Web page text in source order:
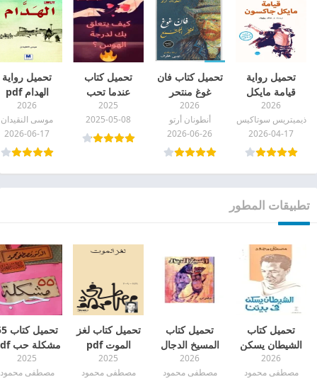
تحميل رواية
قيامة مايكل
جاكسون pdf
2026
ذيميتريس سوتاكيس
2026-04-17
تحميل كتاب فان
غوغ منتحر
المجتمع pdf
2026
أنطونان أرتو
2026-06-26
تحميل كتاب
عندما تحب
النساء اكثر مما
ينبغي “كيف
يتعلق بك لدرجة
2025
2025-05-08
تحميل رواية
الهدام pdf
2026
موسى النقيدان
2026-06-17
تطبيقات المطور
تحميل كتاب
الشيطان يسكن
في بيتنا pdf
2026
مصطفى محمود
تحميل كتاب
المسيخ الدجال
pdf
2026
مصطفى محمود
تحميل كتاب لغز
الموت pdf
2025
مصطفى محمود
تحميل
مشكلة حب pdf
2025
مصطفى محمود